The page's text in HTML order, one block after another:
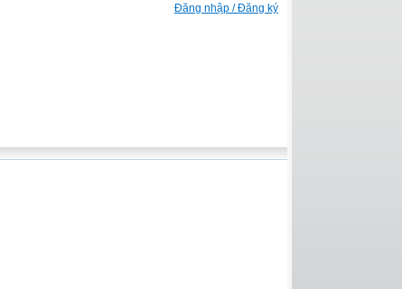
Đăng nhập / Đăng ký